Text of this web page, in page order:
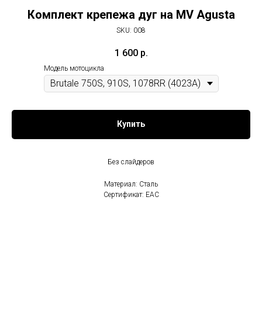
Комплект крепежа дуг на MV Agusta
SKU: 008
1 600 р.
Модель мотоцикла
Купить
Без слайдеров
Материал: Сталь
Сертификат: EAC